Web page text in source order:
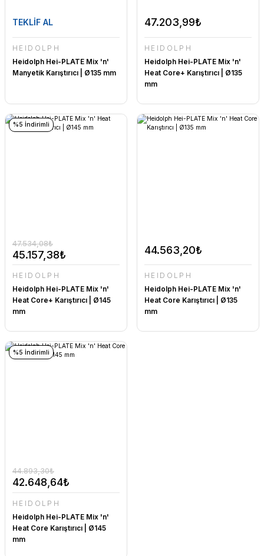
TEKLİF AL
HEIDOLPH
Heidolph Hei-PLATE Mix 'n'
Manyetik Karıştırıcı | Ø135 mm
47.203,99₺
HEIDOLPH
Heidolph Hei-PLATE Mix 'n'
Heat Core+ Karıştırıcı | Ø135
mm
%5 İndirimli
45.157,38₺
47.534,08₺
HEIDOLPH
Heidolph Hei-PLATE Mix 'n'
Heat Core+ Karıştırıcı | Ø145
mm
44.563,20₺
HEIDOLPH
Heidolph Hei-PLATE Mix 'n'
Heat Core Karıştırıcı | Ø135
mm
%5 İndirimli
42.648,64₺
44.893,30₺
HEIDOLPH
Heidolph Hei-PLATE Mix 'n'
Heat Core Karıştırıcı | Ø145
mm